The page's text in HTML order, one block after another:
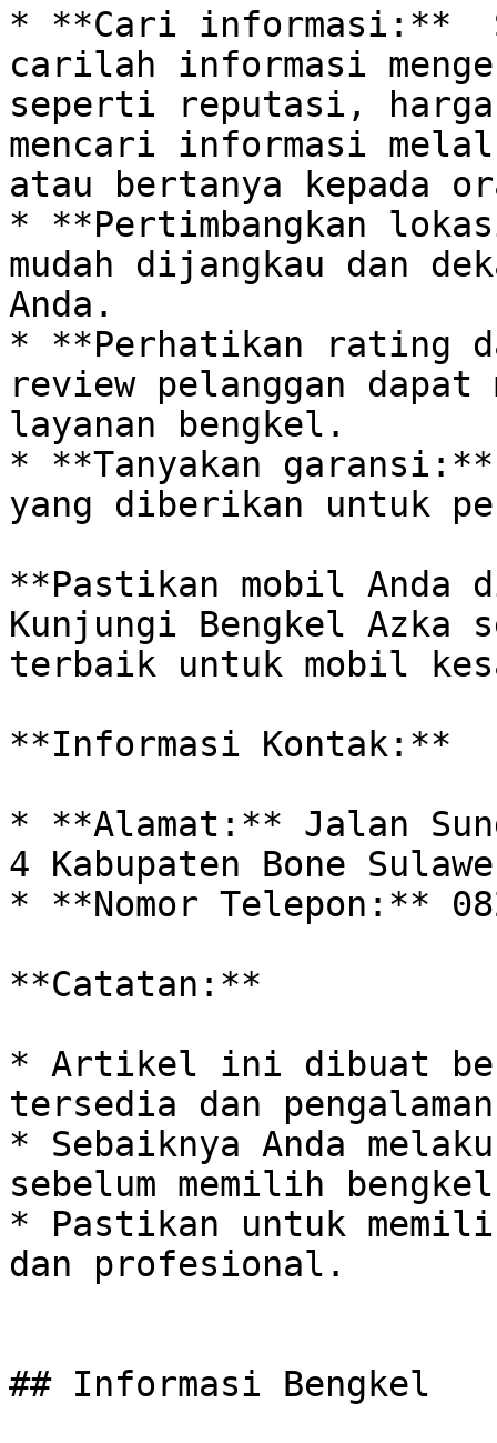
* **Cari informasi:**
carilah informasi
seperti reputasi,
mencari informasi
atau bertanya kepada
* **Pertimbangkan
mudah dijangkau dan
Anda.
* **Perhatikan rating
review pelanggan
layanan bengkel.
* **Tanyakan garansi:**
yang diberikan untuk
**Pastikan mobil Anda
Kunjungi Bengkel Azka
terbaik untuk mobil
**Informasi Kontak:**
* **Alamat:** Jalan
4 Kabupaten Bone
* **Nomor Telepon:**
**Catatan:**
* Artikel ini dibuat
tersedia dan
* Sebaiknya Anda
sebelum memilih
* Pastikan untuk
dan profesional.
## Informasi Bengkel